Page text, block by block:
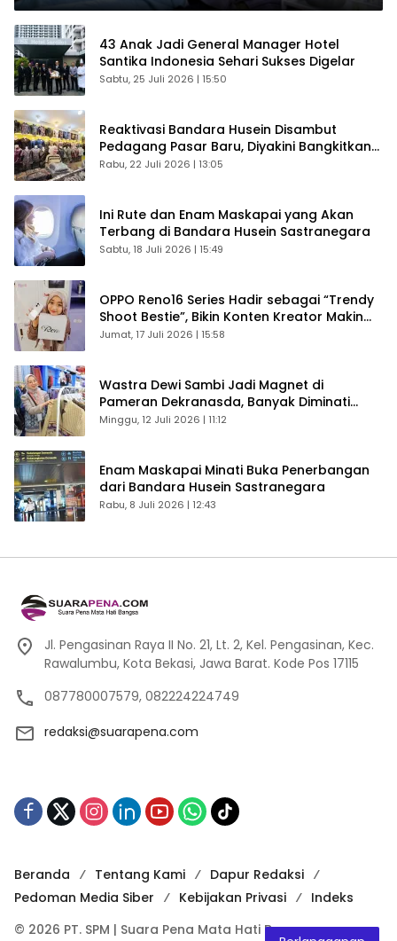
43 Anak Jadi General Manager Hotel
Santika Indonesia Sehari Sukses Digelar
Sabtu, 25 Juli 2026 | 15:50
Reaktivasi Bandara Husein Disambut
Pedagang Pasar Baru, Diyakini Bangkitkan
Kembali Ekonomi Bandung
Rabu, 22 Juli 2026 | 13:05
Ini Rute dan Enam Maskapai yang Akan
Terbang di Bandara Husein Sastranegara
Sabtu, 18 Juli 2026 | 15:49
OPPO Reno16 Series Hadir sebagai “Trendy
Shoot Bestie”, Bikin Konten Kreator Makin
Betah
Jumat, 17 Juli 2026 | 15:58
Wastra Dewi Sambi Jadi Magnet di
Pameran Dekranasda, Banyak Diminati
Pengunjung
Minggu, 12 Juli 2026 | 11:12
Enam Maskapai Minati Buka Penerbangan
dari Bandara Husein Sastranegara
Rabu, 8 Juli 2026 | 12:43
Jl. Pengasinan Raya II No. 21, Lt. 2, Kel. Pengasinan, Kec.
Rawalumbu, Kota Bekasi, Jawa Barat. Kode Pos 17115
087780007579, 082224224749
redaksi@suarapena.com
Beranda Tentang Kami
Dapur Redaksi
Pedoman Media Siber
Kebijakan Privasi
Indeks
© 2026 PT. SPM | Suara Pena Mata Hati Bangsa